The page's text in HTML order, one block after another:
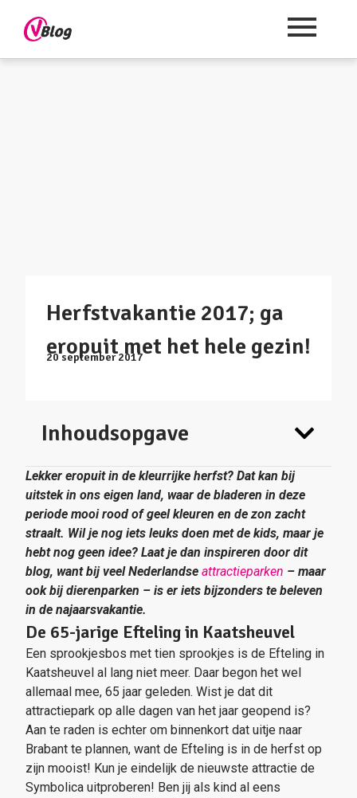
Herfstvakantie 2017; ga
eropuit met het hele gezin!
20 september 2017
Inhoudsopgave
Lekker eropuit in de kleurrijke herfst? Dat kan bij
uitstek in ons eigen land, waar de bladeren in deze
periode mooi rood of geel kleuren en de zon zacht
straalt. Wil je nog iets leuks doen met de kids, maar je
hebt nog geen idee? Laat je dan inspireren door dit
blog, want bij veel Nederlandse attractieparken – maar
ook bij dierenparken – is er iets bijzonders te beleven
in de najaarsvakantie.
De 65-jarige Efteling in Kaatsheuvel
Een sprookjesbos met tien sprookjes is de Efteling in
Kaatsheuvel al lang niet meer. Daar begon het wel
allemaal mee, 65 jaar geleden. Wist je dat dit
attractiepark op alle dagen van het jaar geopend is?
Aan te raden is echter om binnenkort dat uitje naar
Brabant te plannen, want de Efteling is in de herfst op
zijn mooist! Kun je eindelijk de nieuwste attractie de
Symbolica uitproberen! Ben jij als kind al eens